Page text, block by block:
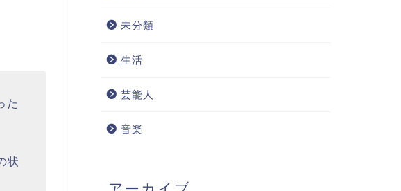
た
状
未分類
生活
芸能人
音楽